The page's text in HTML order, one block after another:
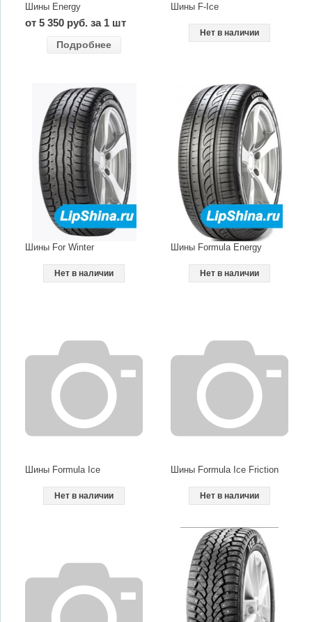
Шины Energy
от 5 350 руб. за 1 шт
Подробнее
Шины F-Ice
Нет в наличии
Шины For Winter
Нет в наличии
Шины Formula Energy
Нет в наличии
Шины Formula Ice
Нет в наличии
Шины Formula Ice Friction
Нет в наличии